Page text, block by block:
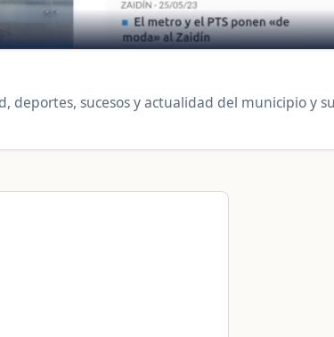
deportes, sucesos y actualidad del municipio y